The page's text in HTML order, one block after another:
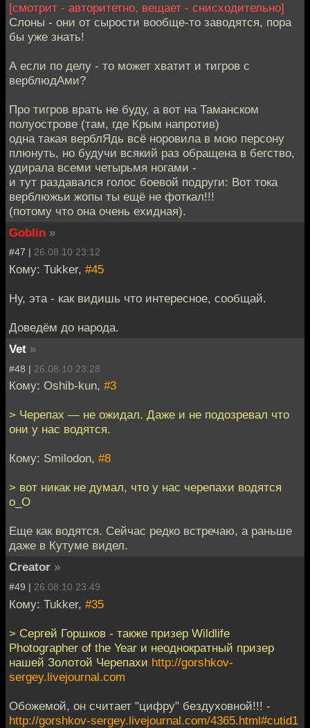
[смотрит - авторитетно, вещает - снисходительно]
Слоны - они от сырости вообще-то заводятся, пора
бы уже знать!
А если по делу - то может хватит и тигров с
верблюдАми?
Про тигров врать не буду, а вот на Таманском
полуострове (там, где Крым напротив)
одна такая верблЯдь всё норовила в мою персону
плюнуть, но будучи всякий раз обращена в бегство,
удирала всеми четырьмя ногами -
и тут раздавался голос боевой подруги: Вот тока
верблюжьи жопы ты ещё не фоткал!!!
(потому что она очень ехидная).
Goblin »
#47 | 26.08.10 23:12
Кому: Tukker, #45
Ну, эта - как видишь что интересное, сообщай.
Доведём до народа.
Vet »
#48 | 26.08.10 23:28
Кому: Oshib-kun, #3
> Черепах — не ожидал. Даже и не подозревал что
они у нас водятся.
Кому: Smilodon, #8
> вот никак не думал, что у нас черепахи водятся
о_О
Еще как водятся. Сейчас редко встречаю, а раньше
даже в Кутуме видел.
Creator »
#49 | 26.08.10 23:49
Кому: Tukker, #35
> Сергей Горшков - также призер Wildlife
Photographer of the Year и неоднократный призер
нашей Золотой Черепахи http://gorshkov-
sergey.livejournal.com
Обожемой, он считает "цифру" бездуховной!!! -
http://gorshkov-sergey.livejournal.com/4365.html#cutid1